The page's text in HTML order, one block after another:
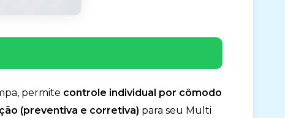
permite controle individual por cômodo
(preventiva e corretiva) para seu Multi